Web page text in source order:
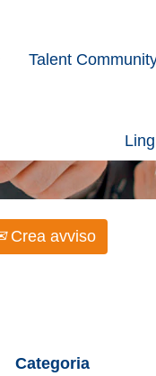
Talent
Crea avviso
Categoria